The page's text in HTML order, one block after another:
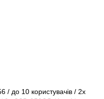
/ до 10 користувачів / 2х